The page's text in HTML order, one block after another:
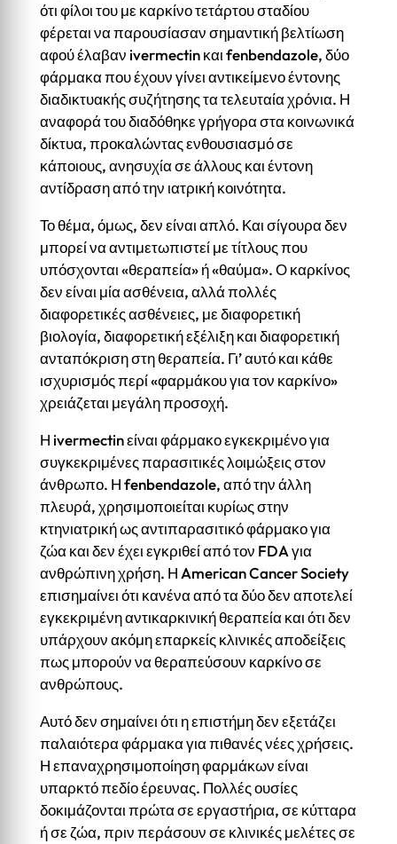
ότι φίλοι του με καρκίνο τετάρτου σταδίου
φέρεται να παρουσίασαν σημαντική βελτίωση
αφού έλαβαν ivermectin και fenbendazole, δύο
φάρμακα που έχουν γίνει αντικείμενο έντονης
διαδικτυακής συζήτησης τα τελευταία χρόνια. Η
αναφορά του διαδόθηκε γρήγορα στα κοινωνικά
δίκτυα, προκαλώντας ενθουσιασμό σε
κάποιους, ανησυχία σε άλλους και έντονη
αντίδραση από την ιατρική κοινότητα.
Το θέμα, όμως, δεν είναι απλό. Και σίγουρα δεν
μπορεί να αντιμετωπιστεί με τίτλους που
υπόσχονται «θεραπεία» ή «θαύμα». Ο καρκίνος
δεν είναι μία ασθένεια, αλλά πολλές
διαφορετικές ασθένειες, με διαφορετική
βιολογία, διαφορετική εξέλιξη και διαφορετική
ανταπόκριση στη θεραπεία. Γι’ αυτό και κάθε
ισχυρισμός περί «φαρμάκου για τον καρκίνο»
χρειάζεται μεγάλη προσοχή.
Η ivermectin είναι φάρμακο εγκεκριμένο για
συγκεκριμένες παρασιτικές λοιμώξεις στον
άνθρωπο. Η fenbendazole, από την άλλη
πλευρά, χρησιμοποιείται κυρίως στην
κτηνιατρική ως αντιπαρασιτικό φάρμακο για
ζώα και δεν έχει εγκριθεί από τον FDA για
ανθρώπινη χρήση. Η American Cancer Society
επισημαίνει ότι κανένα από τα δύο δεν αποτελεί
εγκεκριμένη αντικαρκινική θεραπεία και ότι δεν
υπάρχουν ακόμη επαρκείς κλινικές αποδείξεις
πως μπορούν να θεραπεύσουν καρκίνο σε
ανθρώπους.
Αυτό δεν σημαίνει ότι η επιστήμη δεν εξετάζει
παλαιότερα φάρμακα για πιθανές νέες χρήσεις.
Η επαναχρησιμοποίηση φαρμάκων είναι
υπαρκτό πεδίο έρευνας. Πολλές ουσίες
δοκιμάζονται πρώτα σε εργαστήρια, σε κύτταρα
ή σε ζώα, πριν περάσουν σε κλινικές μελέτες σε